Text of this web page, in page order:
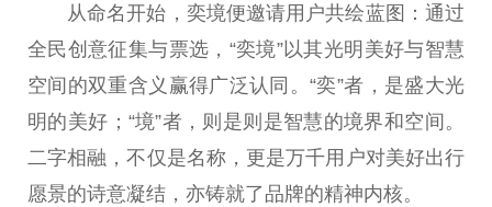
从命名开始，奕境便邀请用户共绘蓝图：通过
全民创意征集与票选，“奕境”以其光明美好与智慧
空间的双重含义赢得广泛认同。“奕”者，是盛大光
明的美好；“境”者，则是则是智慧的境界和空间。
二字相融，不仅是名称，更是万千用户对美好出行
愿景的诗意凝结，亦铸就了品牌的精神内核。